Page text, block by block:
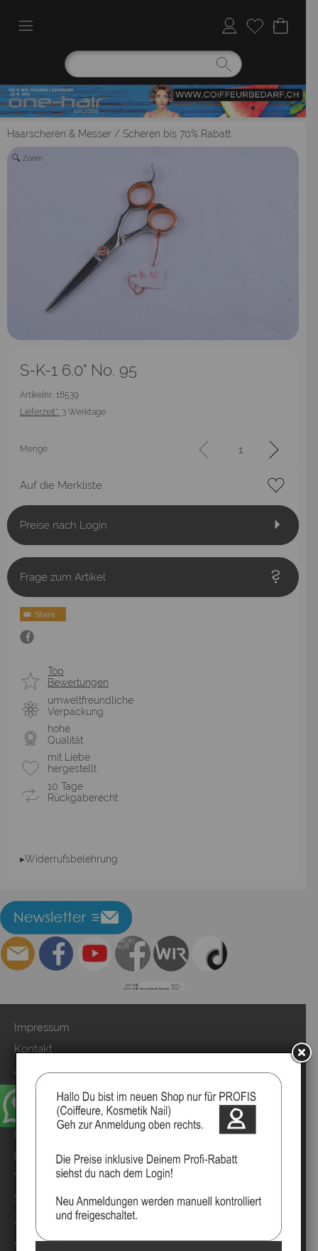
Haarscheren & Messer / Scheren bis 70% Rabatt
Zoom
S-K-1 6.0" No. 95
Artikelnr.: 18539
Lieferzeit*: 3 Werktage
Menge:
Auf die Merkliste
Preise nach Login
Frage zum Artikel
Top
Bewertungen
umweltfreundliche
Verpackung
hohe
Qualität
mit Liebe
hergestellt
10 Tage
Rückgaberecht
▸Widerrufsbelehrung
Impressum
Kontakt
Anmelden
Über uns
Video`s
Marken
Mood Partner Programm
Video Salons Kunden
Sitemap
Zahlung & Versand
AGB & Kundeninfo